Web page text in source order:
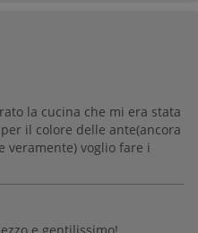
la cucina che mi era stata
il colore delle ante(ancora
veramente) voglio fare i